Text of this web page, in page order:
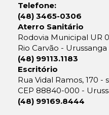
Telefone:
(48) 3465-0306
Aterro Sanitário
Rodovia Municipal UR
Rio Carvão - Urussanga
(48) 99113.1183
Escritório
Rua Vidal Ramos, 170 -
CEP 88840-000 -
(48) 99169.8444